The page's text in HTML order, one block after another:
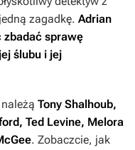
zagadkę. Adrian
zbadać sprawę
ślubu i jej
Tony Shalhoub,
Ted Levine, Melora
. Zobaczcie, jak